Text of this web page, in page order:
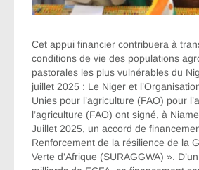
Cet appui financier contribuera à
conditions de vie des populations
pastorales les plus vulnérables du
juillet 2025 : Le Niger et
Unies pour l’agriculture (FAO) pour
l’agriculture (FAO) ont signé, à
Juillet 2025, un accord de
Renforcement de la résilience de la
Verte d’Afrique (SURAGGWA) ».